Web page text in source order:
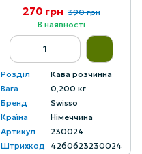
270 грн 390 грн
В наявності
Розділ
Кава розчинна
Вага
0,200 кг
Бренд
Swisso
Країна
Німеччина
Артикул
230024
Штрихкод
4260623230024